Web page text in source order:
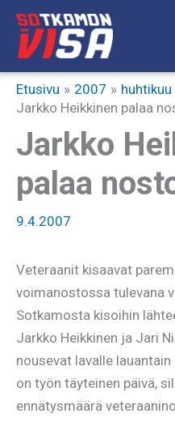
Siirry
sisältöön
Etusivu 2007
huhtikuu
Jarkko Heikkinen palaa
Jarkko
palaa
9.4.2007
Veteraanit kisaavat
voimanostossa tulevana
Sotkamosta kisoihin
Jarkko Heikkinen ja Jari
nousevat lavalle
on työn täyteinen päivä,
ennätysmäärä